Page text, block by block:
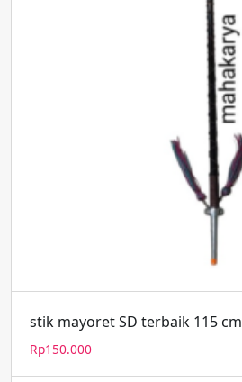
stik mayoret SD terbaik 115 cm
Rp150.000